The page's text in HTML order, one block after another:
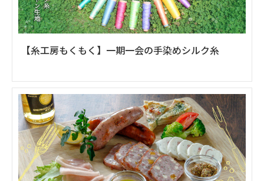
【糸工房もくもく】一期一会の手染めシルク糸